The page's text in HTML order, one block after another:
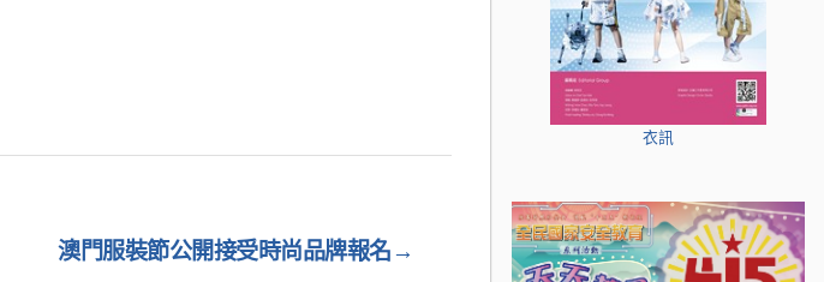
→
澳門服裝節公開接受時尚品牌報名
衣訊